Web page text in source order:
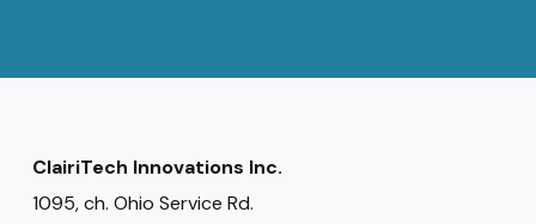
ClairiTech Innovations Inc.
1095, ch. Ohio Service Rd.